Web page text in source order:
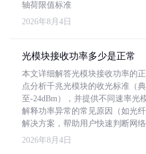
轴荷限值标准
2026年8月4日
光模块接收功率多少是正常
本文详细解答光模块接收功率的
点分析千兆光模块的收光标准（
至-24dBm），并提供不同速率光
解释功率异常的常见原因（如光
解决方案，帮助用户快速判断网络
2026年8月4日